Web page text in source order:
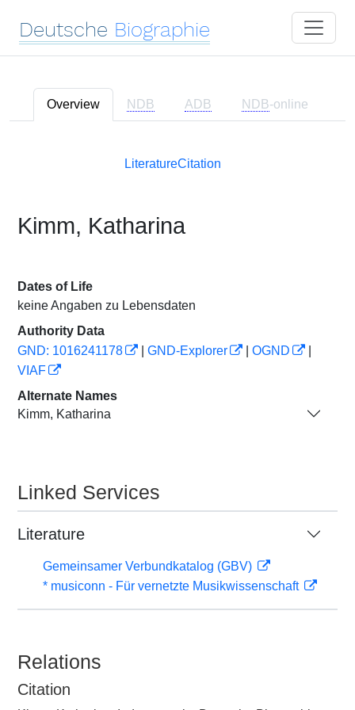
Deutsche Biographie
Overview NDB ADB NDB-online
LiteratureCitation
Kimm, Katharina
Dates of Life
keine Angaben zu Lebensdaten
Authority Data
GND: 1016241178
GND-Explorer OGND
VIAF
Alternate Names
Kimm, Katharina
Linked Services
Literature
Gemeinsamer Verbundkatalog (GBV)
* musiconn - Für vernetzte Musikwissenschaft
Relations
Citation